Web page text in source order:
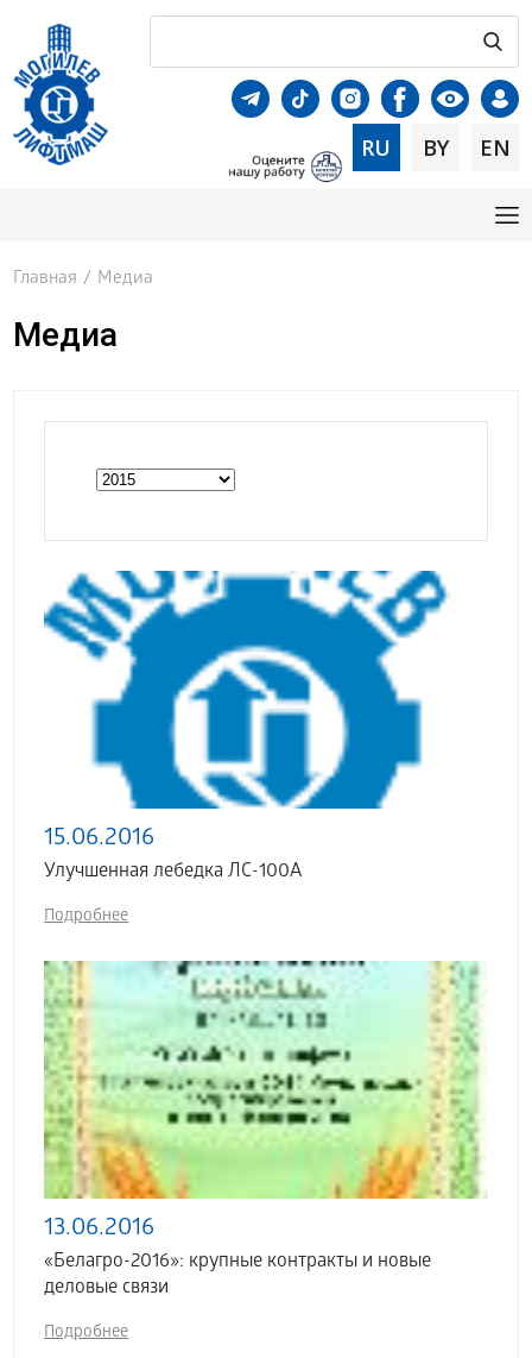
RU BY EN
Главная / Медиа
Медиа
15.06.2016
Улучшенная лебедка ЛС-100А
Подробнее
13.06.2016
«Белагро-2016»: крупные контракты и новые
деловые связи
Подробнее